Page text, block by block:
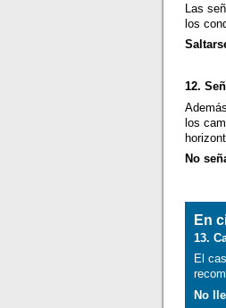
Las
los
12.
los
No
En
13.
El
No